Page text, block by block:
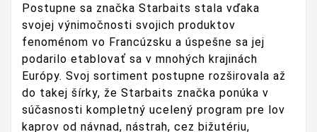
Postupne sa značka Starbaits stala vďaka
svojej výnimočnosti svojich produktov
fenoménom vo Francúzsku a úspešne sa jej
podarilo etablovať sa v mnohých krajinách
Európy. Svoj sortiment postupne rozširovala až
do takej šírky, že Starbaits značka ponúka v
súčasnosti kompletný ucelený program pre lov
kaprov od návnad, nástrah, cez bižutériu,